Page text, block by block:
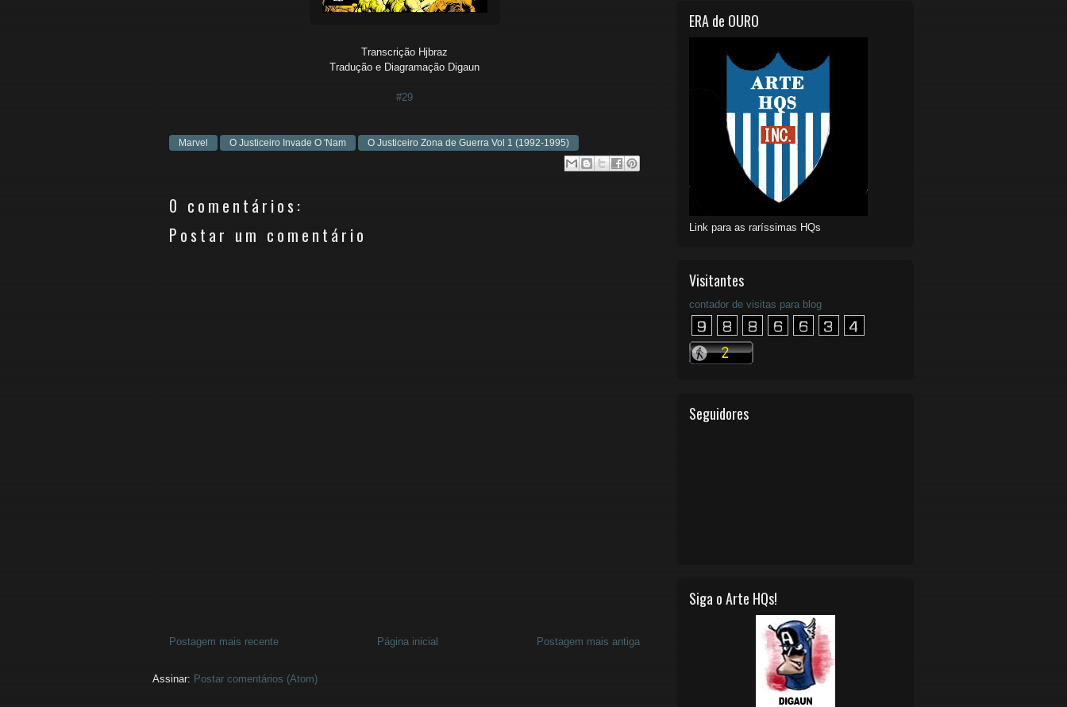
Transcrição Hjbraz
Tradução e Diagramação Digaun
#29
Marvel O Justiceiro Invade O 'Nam O Justiceiro Zona de Guerra Vol 1 (1992-1995)
0 comentários:
Postar um comentário
Postagem mais recente Postagem mais antiga
Página inicial
Assinar: Postar comentários (Atom)
ERA de OURO
Link para as raríssimas HQs
Visitantes
contador de visitas para blog
Seguidores
Siga o Arte HQs!